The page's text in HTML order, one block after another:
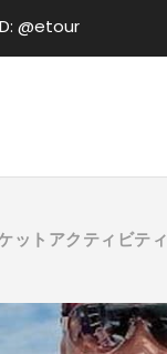
@etour
ットアクティビティ